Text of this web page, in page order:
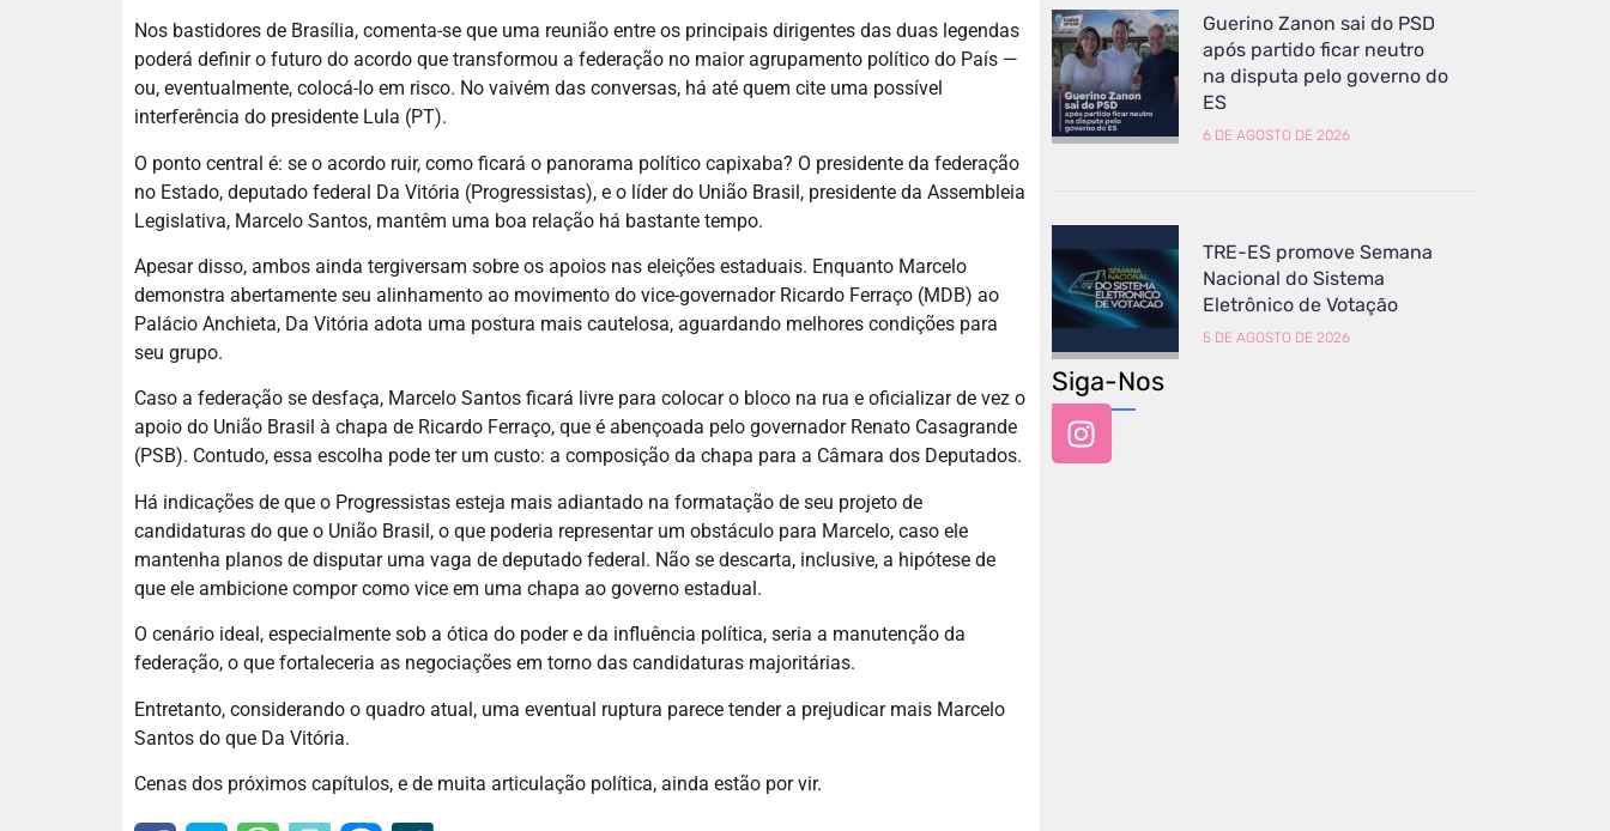
Nos bastidores de Brasília, comenta-se que uma reunião entre os principais dirigentes das duas legendas
poderá definir o futuro do acordo que transformou a federação no maior agrupamento político do País —
ou, eventualmente, colocá-lo em risco. No vaivém das conversas, há até quem cite uma possível
interferência do presidente Lula (PT).
O ponto central é: se o acordo ruir, como ficará o panorama político capixaba? O presidente da federação
no Estado, deputado federal Da Vitória (Progressistas), e o líder do União Brasil, presidente da Assembleia
Legislativa, Marcelo Santos, mantêm uma boa relação há bastante tempo.
Apesar disso, ambos ainda tergiversam sobre os apoios nas eleições estaduais. Enquanto Marcelo
demonstra abertamente seu alinhamento ao movimento do vice-governador Ricardo Ferraço (MDB) ao
Palácio Anchieta, Da Vitória adota uma postura mais cautelosa, aguardando melhores condições para
seu grupo.
Caso a federação se desfaça, Marcelo Santos ficará livre para colocar o bloco na rua e oficializar de vez o
apoio do União Brasil à chapa de Ricardo Ferraço, que é abençoada pelo governador Renato Casagrande
(PSB). Contudo, essa escolha pode ter um custo: a composição da chapa para a Câmara dos Deputados.
Há indicações de que o Progressistas esteja mais adiantado na formatação de seu projeto de
candidaturas do que o União Brasil, o que poderia representar um obstáculo para Marcelo, caso ele
mantenha planos de disputar uma vaga de deputado federal. Não se descarta, inclusive, a hipótese de
que ele ambicione compor como vice em uma chapa ao governo estadual.
O cenário ideal, especialmente sob a ótica do poder e da influência política, seria a manutenção da
federação, o que fortaleceria as negociações em torno das candidaturas majoritárias.
Entretanto, considerando o quadro atual, uma eventual ruptura parece tender a prejudicar mais Marcelo
Santos do que Da Vitória.
Cenas dos próximos capítulos, e de muita articulação política, ainda estão por vir.
Guerino Zanon sai do PSD
após partido ficar neutro
na disputa pelo governo do
ES
6 DE AGOSTO DE 2026
TRE-ES promove Semana
Nacional do Sistema
Eletrônico de Votação
5 DE AGOSTO DE 2026
Siga-Nos